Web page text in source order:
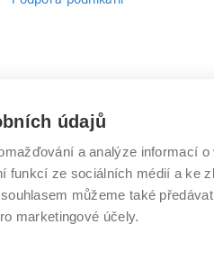
VYSOKÉ UČENÍ TECHNICKÉ
Antonínská 548/1
602 00 Brno
údajů
a analýze informací o
funkcí ze sociálních médií a ke
můžeme také
marketingové účely.